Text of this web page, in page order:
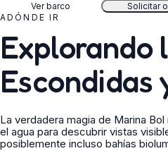
Ver barco Solicitar
ADÓNDE IR
Explorando
Escondidas
La verdadera magia de Marina
el agua para descubrir vistas
posiblemente incluso bahías